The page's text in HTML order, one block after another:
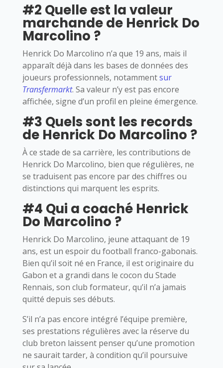
#2 Quelle est la valeur
marchande de Henrick Do
Marcolino ?
Henrick Do Marcolino n’a que 19 ans, mais il
apparaît déjà dans les bases de données des
joueurs professionnels, notammentsur
Transfermarkt. Sa valeur n’y est pas encore
affichée, signe d’un profil en pleine émergence.
#3 Quels sont les records
de Henrick Do Marcolino ?
À ce stade de sa carrière, les contributions de
Henrick Do Marcolino, bien que régulières, ne
se traduisent pas encore par des chiffres ou
distinctions qui marquent les esprits.
#4 Qui a coaché Henrick
Do Marcolino ?
Henrick Do Marcolino, jeune attaquant de 19
ans, est un espoir du football franco-gabonais.
Bien qu’il soit né en France, il est originaire du
Gabon et a grandi dans le cocon du Stade
Rennais, son club formateur, qu’il n’a jamais
quitté depuis ses débuts.
S’il n’a pas encore intégré l’équipe première,
ses prestations régulières avec la réserve du
club breton laissent penser qu’une promotion
ne saurait tarder, à condition qu’il poursuive